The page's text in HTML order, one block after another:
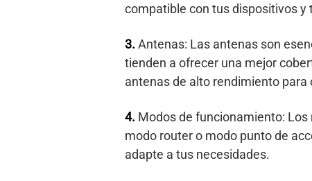
compatible con tus dispositivos y
3. Antenas: Las antenas son
tienden a ofrecer una mejor
antenas de alto rendimiento
4. Modos de funcionamiento:
modo router o modo punto de
adapte a tus necesidades.